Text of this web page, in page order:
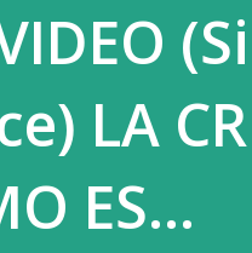
LA
ES...